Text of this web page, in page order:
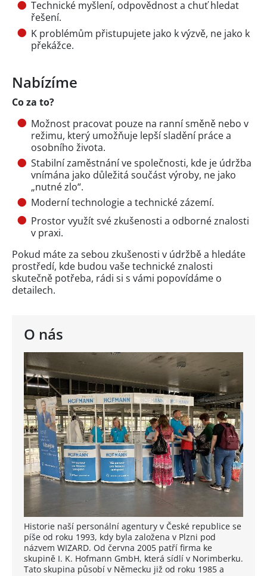
O nás
Historie naší personální agentury v České republice se
píše od roku 1993, kdy byla založena v Plzni pod
názvem WIZARD. Od června 2005 patří firma ke
skupině I. K. Hofmann GmbH, která sídlí v Norimberku.
Tato skupina působí v Německu již od roku 1985 a
Technické myšlení, odpovědnost a chuť hledat
řešení.
K problémům přistupujete jako k výzvě, ne jako k
překážce.
Nabízíme
Co za to?
Možnost pracovat pouze na ranní směně nebo v
režimu, který umožňuje lepší sladění práce a
osobního života.
Stabilní zaměstnání ve společnosti, kde je údržba
vnímána jako důležitá součást výroby, ne jako
„nutné zlo“.
Moderní technologie a technické zázemí.
Prostor využít své zkušenosti a odborné znalosti
v praxi.
Pokud máte za sebou zkušenosti v údržbě a hledáte
prostředí, kde budou vaše technické znalosti
skutečně potřeba, rádi si s vámi popovídáme o
detailech.